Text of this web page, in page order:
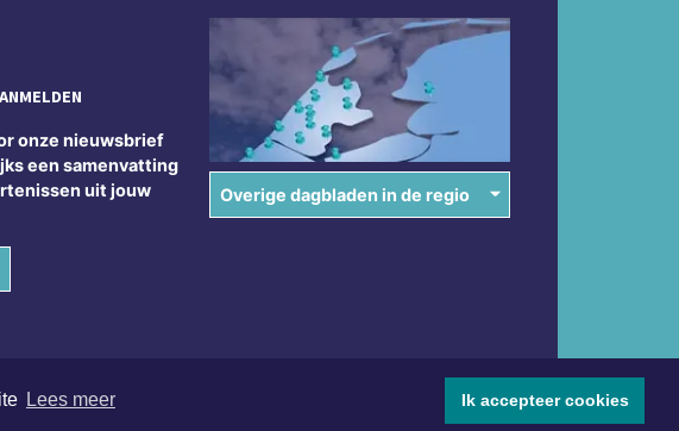
Lees meer Ik accepteer cookies
onze nieuwsbrief
een samenvatting
uit jouw
Overige dagbladen in de regio
Algemene voorwaarden Privacy Statement